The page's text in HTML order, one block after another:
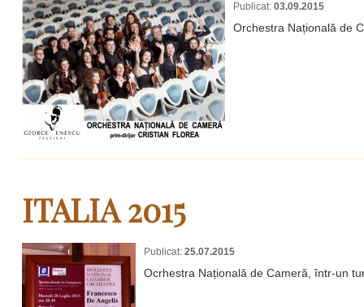
Publicat: 03.09.2015
Orchestra Națională de
ITALIA 2015
Publicat: 25.07.2015
Ocrhestra Națională de Cameră, într-un